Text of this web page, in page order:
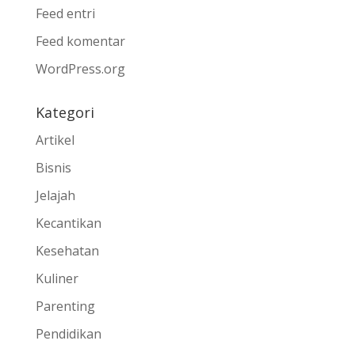
Feed entri
Feed komentar
WordPress.org
Kategori
Artikel
Bisnis
Jelajah
Kecantikan
Kesehatan
Kuliner
Parenting
Pendidikan